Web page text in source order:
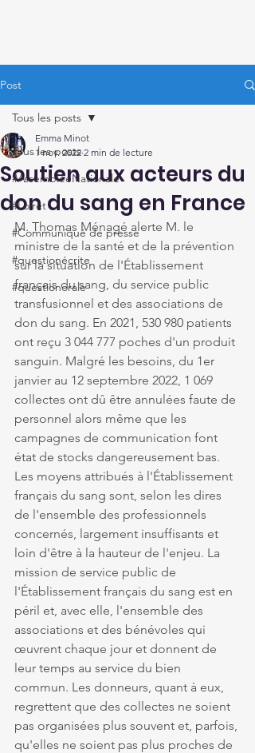
Post
Tous les posts
#AssembléeNationale
#Loiret
#Communiqué de presse
#questionécrite
#questionorale
Tous les posts
Soutien aux acteurs du
don du sang en France
Emma Minot
1 nov. 2022 2 min de lecture
M. Thomas Ménagé alerte M. le
ministre de la santé et de la prévention
sur la situation de l'Établissement
français du sang, du service public
transfusionnel et des associations de
don du sang. En 2021, 530 980 patients
ont reçu 3 044 777 poches d'un produit
sanguin. Malgré les besoins, du 1er
janvier au 12 septembre 2022, 1 069
collectes ont dû être annulées faute de
personnel alors même que les
campagnes de communication font
état de stocks dangereusement bas.
Les moyens attribués à l'Établissement
français du sang sont, selon les dires
de l'ensemble des professionnels
concernés, largement insuffisants et
loin d'être à la hauteur de l'enjeu. La
mission de service public de
l'Établissement français du sang est en
péril et, avec elle, l'ensemble des
associations et des bénévoles qui
œuvrent chaque jour et donnent de
leur temps au service du bien
commun. Les donneurs, quant à eux,
regrettent que des collectes ne soient
pas organisées plus souvent et, parfois,
qu'elles ne soient pas plus proches de